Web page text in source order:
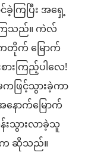
ကြပြီး အရှေ့
ကြသည်။ ကဲလ်
တိုက် မြောက်
းကြည့်ပါလေ!
ြင့်သွားခဲ့ကာ
နောက်မြောက်
းသွားလာခဲ့သူ
ဆိုသည်။